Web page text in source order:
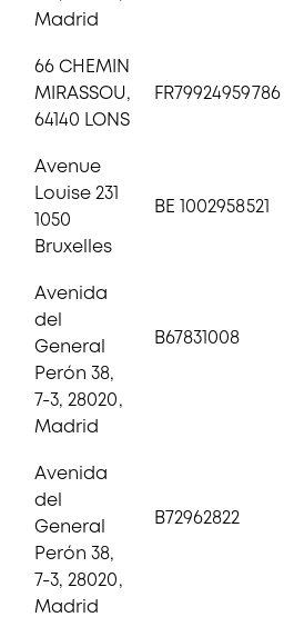
Madrid
66 CHEMIN
MIRASSOU,
64140 LONS
FR79924959786
Avenue
Louise 231
1050
Bruxelles
BE 1002958521
Avenida
del
General
Perón 38,
7-3, 28020,
Madrid
B67831008
Avenida
del
General
Perón 38,
7-3, 28020,
Madrid
B72962822